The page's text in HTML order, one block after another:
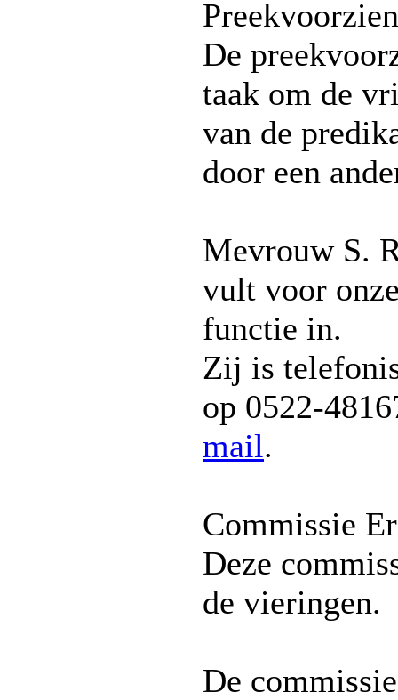
De
taak om de
van de
door een
Mevrouw S.
vult voor
functie in.
Zij is
op 0522-
mail.
Commissie
Deze
de vieringen.
De